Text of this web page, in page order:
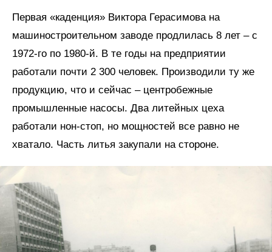
Первая «каденция» Виктора Герасимова на
машиностроительном заводе продлилась 8 лет – с
1972-го по 1980-й. В те годы на предприятии
работали почти 2 300 человек. Производили ту же
продукцию, что и сейчас – центробежные
промышленные насосы. Два литейных цеха
работали нон-стоп, но мощностей все равно не
хватало. Часть литья закупали на стороне.